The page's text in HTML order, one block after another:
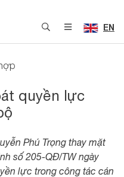
EN
quyền lực
Phú Trọng thay mặt
số 205-QĐ/TW ngày
lực trong công tác cán